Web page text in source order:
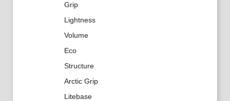
Grip
Lightness
Volume
Eco
Structure
Arctic Grip
Litebase